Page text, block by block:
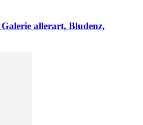
allerart, Bludenz,